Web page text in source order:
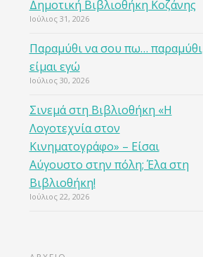
Δημοτική Βιβλιοθήκη Κοζάνης
Ιούλιος 31, 2026
Παραμύθι να σου πω… παραμύθι
είμαι εγώ
Ιούλιος 30, 2026
Σινεμά στη Βιβλιοθήκη «Η
Λογοτεχνία στον
Κινηματογράφο» – Είσαι
Αύγουστο στην πόλη; Έλα στη
Βιβλιοθήκη!
Ιούλιος 22, 2026